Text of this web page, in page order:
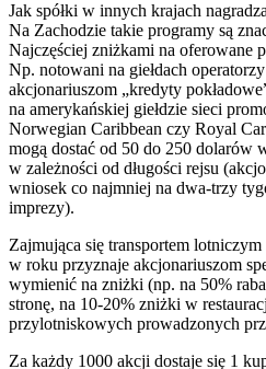
Jak spółki w innych krajach
Na Zachodzie takie programy są
Najczęściej zniżkami na oferowane
Np. notowani na giełdach
akcjonariuszom „kredyty
na amerykańskiej giełdzie sieci
Norwegian Caribbean czy Royal
mogą dostać od 50 do 250 dolarów
w zależności od długości rejsu
wniosek co najmniej na dwa-trzy
imprezy).
Zajmująca się transportem
w roku przyznaje akcjonariuszom
wymienić na zniżki (np. na 50%
stronę, na 10-20% zniżki w
przylotniskowych prowadzonych
Za każdy 1000 akcji dostaje się 1